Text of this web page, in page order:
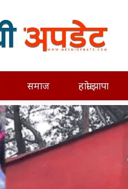
समाज हाम्रो झापा